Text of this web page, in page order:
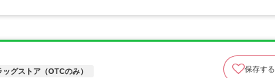
ッグストア（OTCのみ） 保存する